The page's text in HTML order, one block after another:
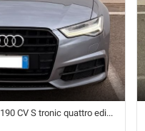
• Fendinebbia •
• Interni in pelle •
• Servosterzo •
• USB • Vetri oscurati •
CV S tronic quattro edition